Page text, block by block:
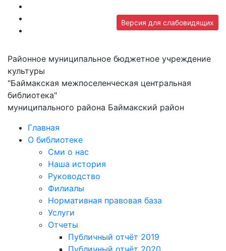
Версия для слабовидящих
Районное муниципальное бюджетное учреждение
культуры
"Баймакская межпоселенческая центральная
библиотека"
муниципального района Баймакский район
Главная
О библиотеке
Сми о нас
Наша история
Руководство
Филиалы
Нормативная правовая база
Услуги
Отчеты
Публичный отчёт 2019
Публичный отчёт 2020